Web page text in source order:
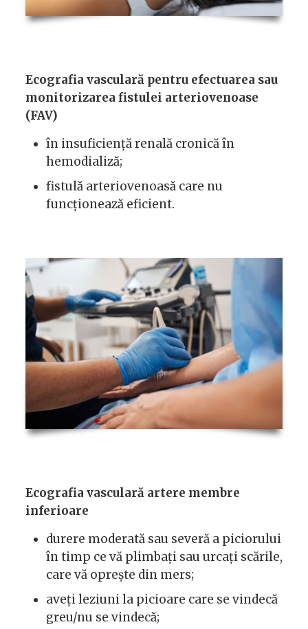
Ecografia vasculară pentru efectuarea sau
monitorizarea fistulei arteriovenoase
(FAV)
în insuficiență renală cronică în
hemodializă;
fistulă arteriovenoasă care nu
funcționează eficient.
Ecografia vasculară artere membre
inferioare
durere moderată sau severă a piciorului
în timp ce vă plimbați sau urcați scările,
care vă oprește din mers;
aveți leziuni la picioare care se vindecă
greu/nu se vindecă;